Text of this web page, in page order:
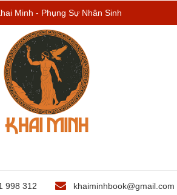
Minh - Phụng Sự Nhân Sinh
998 312 khaiminhbook@gmail.com